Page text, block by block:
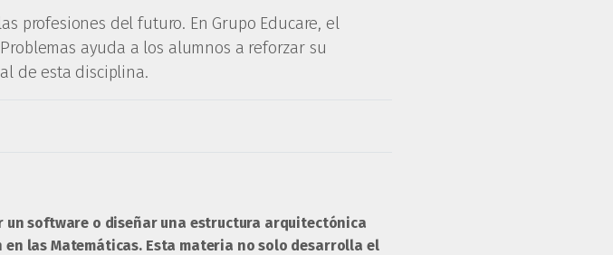
profesiones del futuro. En Grupo Educare, el
ayuda a los alumnos a reforzar su
de esta disciplina.
software o diseñar una estructura arquitectónica
las Matemáticas. Esta materia no solo desarrolla el